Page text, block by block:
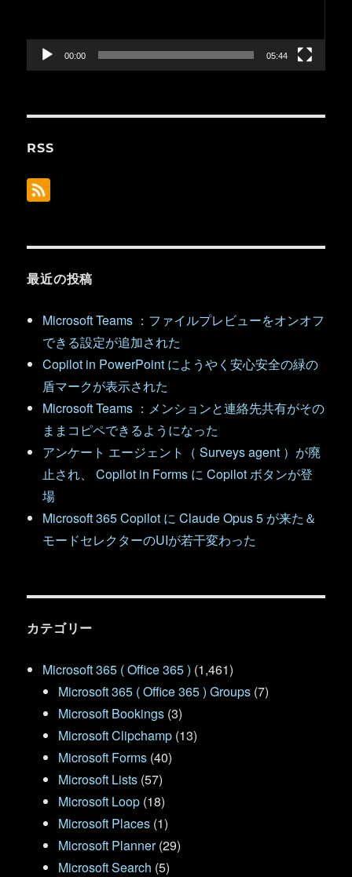
ー
00:00 05:44
RSS
最近の投稿
Microsoft Teams ：ファイルプレビューをオンオフ
できる設定が追加された
Copilot in PowerPoint にようやく安心安全の緑の
盾マークが表示された
Microsoft Teams ：メンションと連絡先共有がその
ままコピペできるようになった
アンケート エージェント（ Surveys agent ）が廃
止され、 Copilot in Forms に Copilot ボタンが登
場
Microsoft 365 Copilot に Claude Opus 5 が来た＆
モードセレクターのUIが若干変わった
カテゴリー
Microsoft 365 ( Office 365 ) (1,461)
Microsoft 365 ( Office 365 ) Groups (7)
Microsoft Bookings (3)
Microsoft Clipchamp (13)
Microsoft Forms (40)
Microsoft Lists (57)
Microsoft Loop (18)
Microsoft Places (1)
Microsoft Planner(29)
Microsoft Search (5)